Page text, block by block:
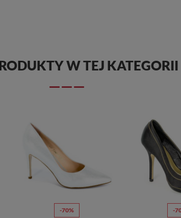
W TEJ KATEGORII
-70% -